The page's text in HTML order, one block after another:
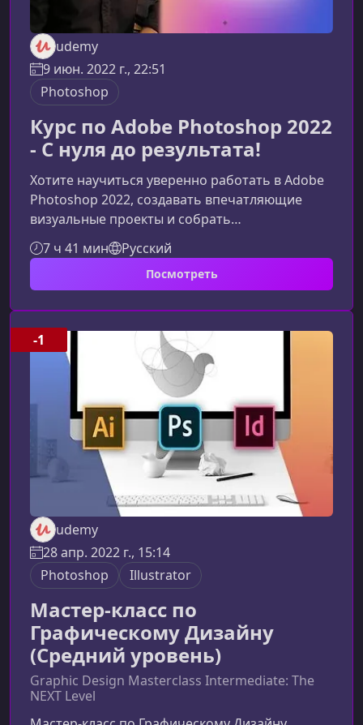
udemy
9 июн. 2022 г., 22:51
Photoshop
Курс по Adobe Photoshop 2022
- С нуля до результата!
Хотите научиться уверенно работать в Adobe
Photoshop 2022, создавать впечатляющие
визуальные проекты и собрать
профессиональное портфолио? Этот курс
поможет вам быстро освоить инструмент,
понять его логику и научиться применять
коллажирования до создания графики для
соцсетей и коммерческих проектов.Почему
этот курс по Photoshop — лучший старт для
новичкаМы начинаем с полного нуля. Не
нужно уметь пользо
7 ч 41 мин Русский
Посмотреть
udemy
28 апр. 2022 г., 15:14
Photoshop
Illustrator
Мастер-класс по
Графическому Дизайну
(Средний уровень)
Graphic Design Masterclass Intermediate: The
NEXT Level
-1